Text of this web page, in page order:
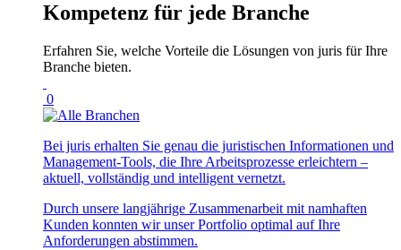
Kompetenz für jede Branche
Erfahren Sie, welche Vorteile die Lösungen von juris für Ihre
Branche bieten.
0
Bei juris erhalten Sie genau die juristischen Informationen und
Management-Tools, die Ihre Arbeitsprozesse erleichtern –
aktuell, vollständig und intelligent vernetzt.
Durch unsere langjährige Zusammenarbeit mit namhaften
Kunden konnten wir unser Portfolio optimal auf Ihre
Anforderungen abstimmen.